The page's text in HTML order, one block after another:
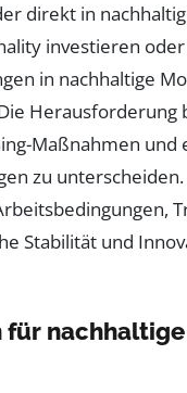
direkt in
investieren
in nachhaltige
Herausforderung
Maßnahmen und
zu
Stabilität und
nachhaltige